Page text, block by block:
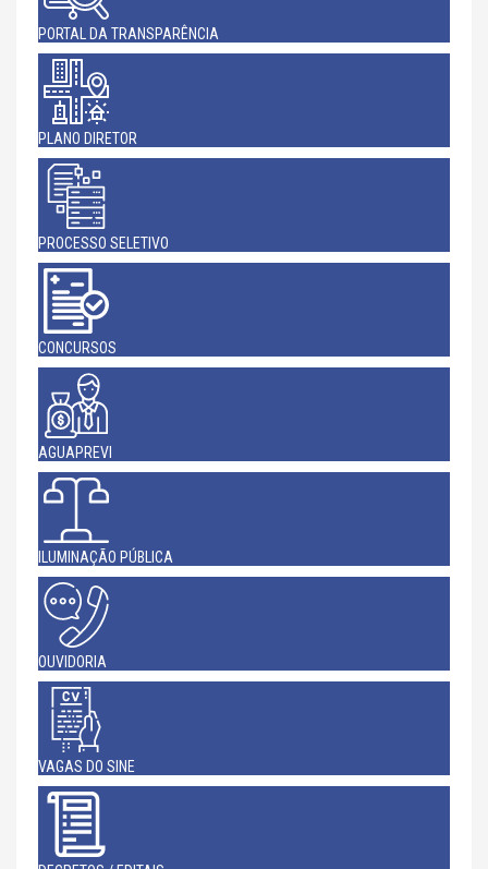
PORTAL DA TRANSPARÊNCIA
PLANO DIRETOR
PROCESSO SELETIVO
CONCURSOS
AGUAPREVI
ILUMINAÇÃO PÚBLICA
OUVIDORIA
VAGAS DO SINE